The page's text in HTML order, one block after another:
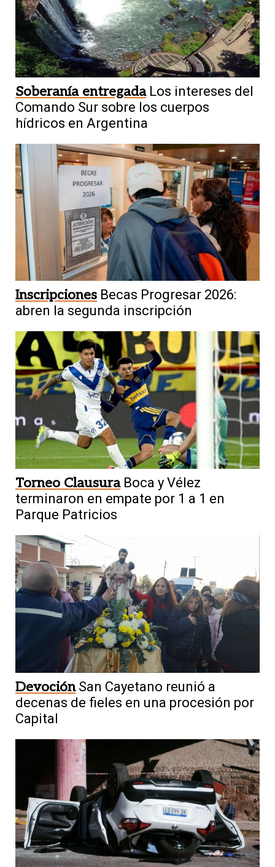
Soberanía entregada Los intereses del
Comando Sur sobre los cuerpos
hídricos en Argentina
Inscripciones Becas Progresar 2026:
abren la segunda inscripción
Torneo Clausura Boca y Vélez
terminaron en empate por 1 a 1 en
Parque Patricios
Devoción San Cayetano reunió a
decenas de fieles en una procesión por
Capital